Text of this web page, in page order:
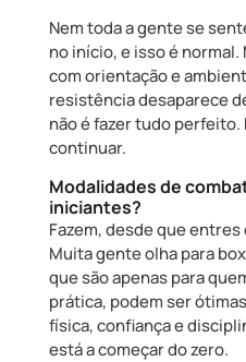
Nem toda a gente se
no início, e isso é
com orientação e
resistência desaparece
não é fazer tudo
continuar.
Modalidades de
iniciantes?
Fazem, desde que
Muita gente olha para
que são apenas para
prática, podem ser
física, confiança e
está a começar do zero.